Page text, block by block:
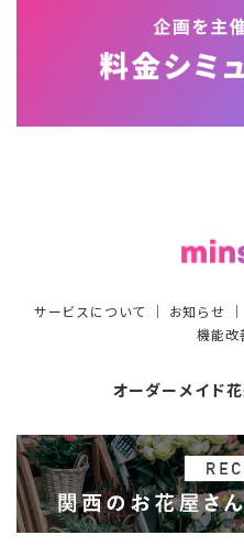
サービスについて ｜ お知らせ ｜
機能改
オーダーメイド